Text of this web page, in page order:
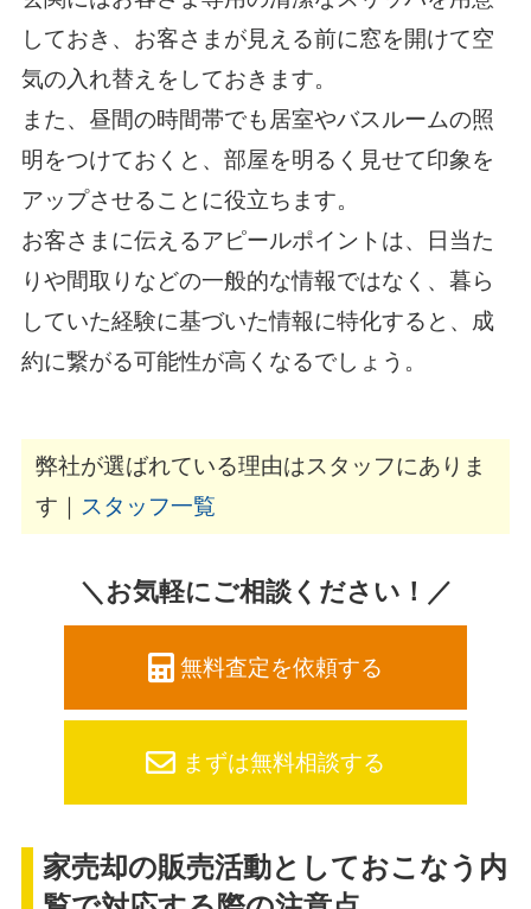
しておき、お客さまが見える前に窓を開けて空
気の入れ替えをしておきます。
また、昼間の時間帯でも居室やバスルームの照
明をつけておくと、部屋を明るく見せて印象を
アップさせることに役立ちます。
お客さまに伝えるアピールポイントは、日当た
りや間取りなどの一般的な情報ではなく、暮ら
していた経験に基づいた情報に特化すると、成
約に繋がる可能性が高くなるでしょう。
弊社が選ばれている理由はスタッフにありま
す｜
スタッフ一覧
＼お気軽にご相談ください！／
無料査定を依頼する
まずは無料相談する
家売却の販売活動としておこなう内